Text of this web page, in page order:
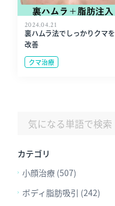
2024.04.21
裏ハムラ法でしっかりクマを
改善
クマ治療
カテゴリ
小顔治療 (507)
ボディ脂肪吸引 (242)